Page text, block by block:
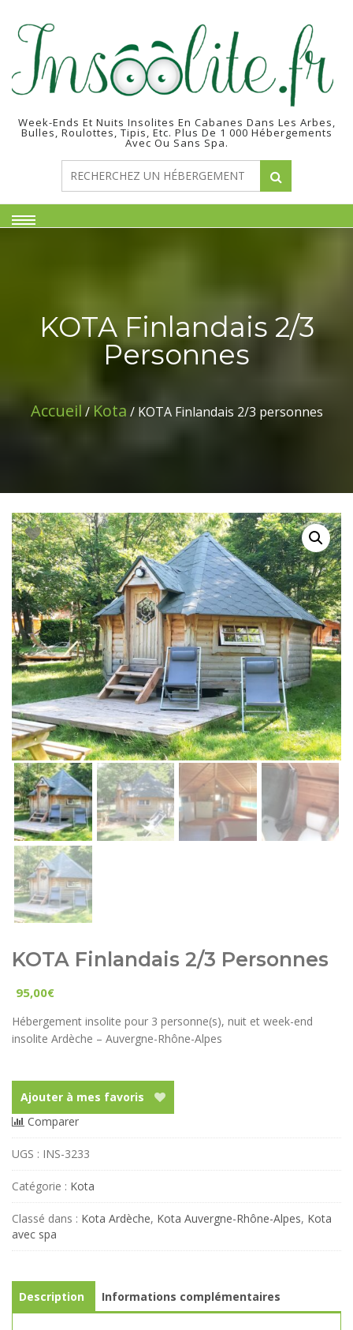
content
Week-Ends Et Nuits Insolites En Cabanes Dans Les Arbes,
Bulles, Roulottes, Tipis, Etc. Plus De 1 000 Hébergements
Avec Ou Sans Spa.
KOTA Finlandais 2/3
Personnes
Accueil /Kota / KOTA Finlandais 2/3 personnes
KOTA Finlandais 2/3 Personnes
95,00€
Hébergement insolite pour 3 personne(s), nuit et week-end
insolite Ardèche – Auvergne-Rhône-Alpes
Ajouter à mes favoris
Comparer
UGS : INS-3233
Catégorie : Kota
Classé dans : Kota Ardèche, Kota Auvergne-Rhône-Alpes, Kota
avec spa
Description Informations complémentaires